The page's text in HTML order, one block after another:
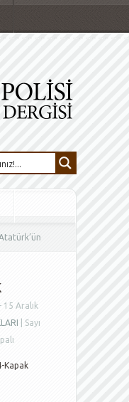
- 15 Aralık
Sayı
Kapak